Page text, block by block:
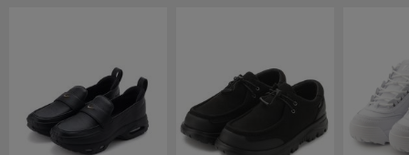
ジェラート ピケ キャットアンドドッグ
gelato pique Sleep
ジェラート ピケ スリープ